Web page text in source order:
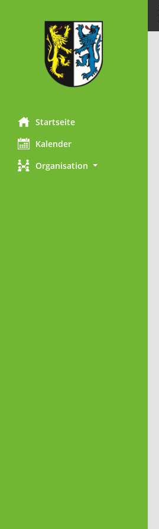
Startseite
Kalender
Organisation